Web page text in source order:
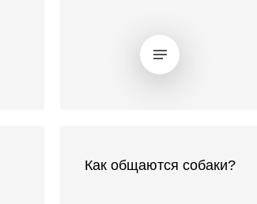
Как общаются собаки?